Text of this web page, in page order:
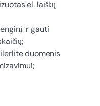
el. laiškų
ir gauti
duomenis